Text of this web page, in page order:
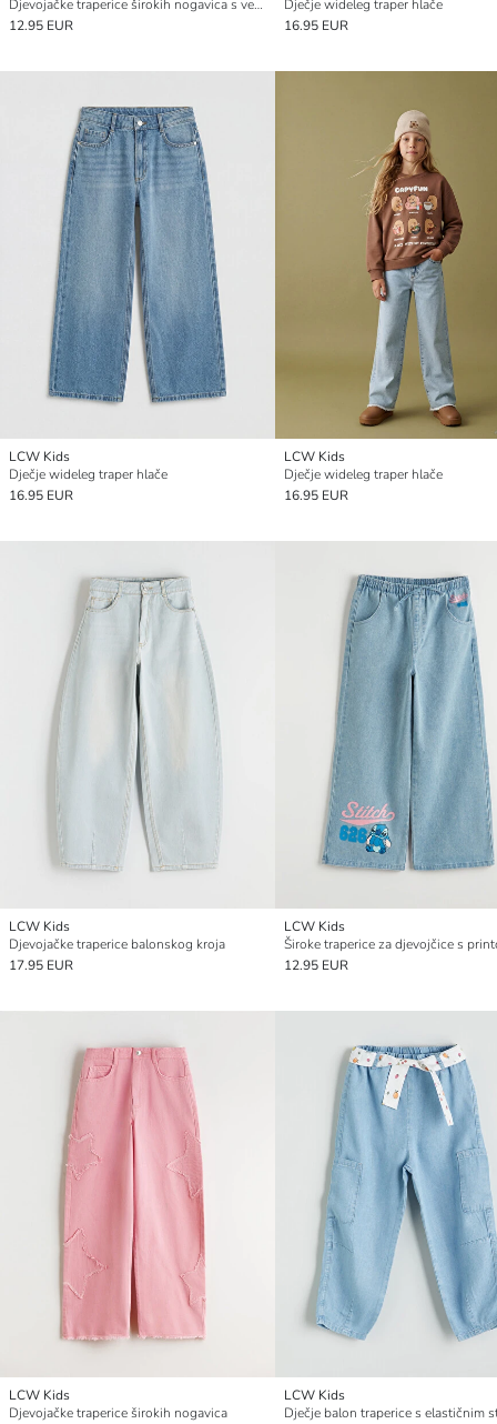
Djevojačke traperice širokih nogavica s vezom
12.95 EUR
Dječje wideleg traper hlače
16.95 EUR
LCW Kids
Dječje wideleg traper hlače
16.95 EUR
LCW Kids
Dječje wideleg traper hlače
16.95 EUR
LCW Kids
Djevojačke traperice balonskog kroja
17.95 EUR
LCW Kids
12.95 EUR
LCW Kids
Djevojačke traperice širokih nogavica
LCW Kids
Dječje balon traperice s elastičnim